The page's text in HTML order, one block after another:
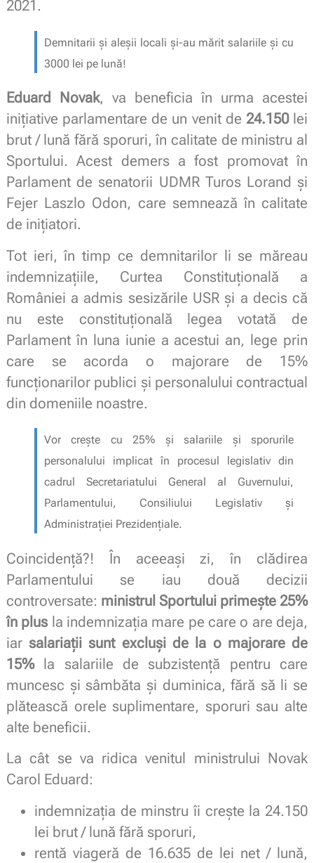
2021.
Demnitarii și aleșii locali și-au mărit salariile și cu
3000 lei pe lună!
Eduard Novak, va beneficia în urma acestei
inițiative parlamentare de un venit de 24.150lei
brut / lună fără sporuri, în calitate de ministru al
Sportului. Acest demers a fost promovat în
Parlament de senatorii UDMR Turos Lorand și
Fejer Laszlo Odon, care semnează în calitate
de inițiatori.
Tot ieri, în timp ce demnitarilor li se măreau
indemnizațiile, Curtea Constituţională a
României a admis sesizările USR și a decis că
nu este constituțională legea votată de
Parlament în luna iunie a acestui an, lege prin
care se acorda o majorare de 15%
funcţionarilor publici şi personalului contractual
din domeniile noastre.
Vor crește cu 25% și salariile și sporurile
personalului implicat în procesul legislativ din
cadrul Secretariatului General al Guvernului,
Parlamentului, Consiliului Legislativ și
Administrației Prezidențiale.
Coincidență?! În aceeași zi, în clădirea
Parlamentului se iau două decizii
controversate: ministrul Sportului primește 25%
în plus la indemnizația mare pe care o are deja,
iar salariații sunt excluși de la o majorare de
15%la salariile de subzistență pentru care
muncesc și sâmbăta și duminica, fără să li se
plătească orele suplimentare, sporuri sau alte
alte beneficii.
La cât se va ridica venitul ministrului Novak
Carol Eduard:
indemnizația de minstru îi crește la 24.150
lei brut / lună fără sporuri,
rentă viageră de 16.635 de lei net / lună,